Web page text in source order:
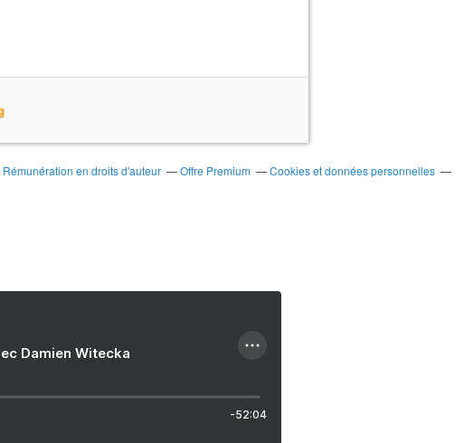
Rémunération en droits d'auteur Offre Premium
Cookies et données personnelles
Damien Witecka
-52:04